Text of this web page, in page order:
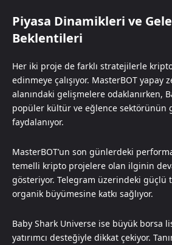
Piyasa Dinamikleri ve
Beklentileri
Her iki proje de farklı stratejilerle
edinmeye çalışıyor. MasterBOT yapay
alanındaki gelişmelere odaklanırken,
popüler kültür ve eğlence sektörünün
faydalanıyor.
MasterBOT’un son günlerdeki
temelli kripto projelere olan ilginin
gösteriyor. Telegram üzerindeki güçlü
organik büyümesine katkı sağlıyor.
Baby Shark Universe ise büyük borsa
yatırımcı desteğiyle dikkat çekiyor.